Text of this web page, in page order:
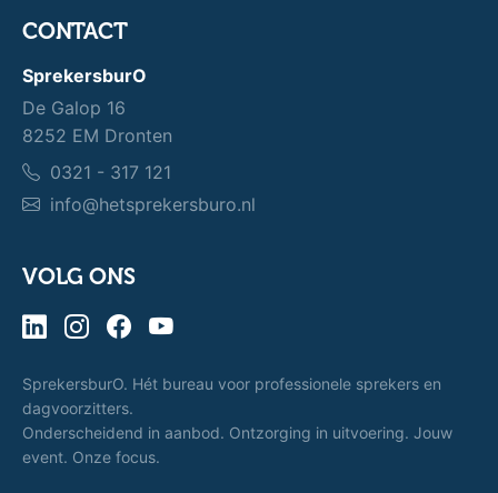
CONTACT
SprekersburO
De Galop 16
8252 EM Dronten
0321 - 317 121
info@hetsprekersburo.nl
VOLG ONS
SprekersburO. Hét bureau voor professionele sprekers en
dagvoorzitters.
Onderscheidend in aanbod. Ontzorging in uitvoering. Jouw
event. Onze focus.